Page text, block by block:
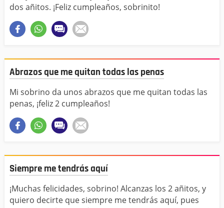
dos añitos. ¡Feliz cumpleaños, sobrinito!
Abrazos que me quitan todas las penas
Mi sobrino da unos abrazos que me quitan todas las
penas, ¡feliz 2 cumpleaños!
Siempre me tendrás aquí
¡Muchas felicidades, sobrino! Alcanzas los 2 añitos, y
quiero decirte que siempre me tendrás aquí, pues